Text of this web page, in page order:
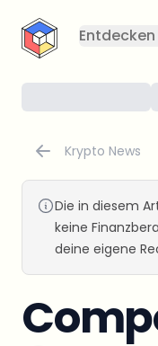
CryptoTicker
Entdecken
Krypto News
Die in diesem
keine
deine eigene